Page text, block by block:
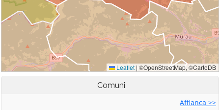
Comuni
Affianca >>